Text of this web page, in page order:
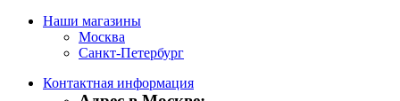
Наши магазины
Москва
Санкт-Петербург
Контактная информация